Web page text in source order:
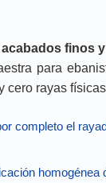
finos
para
cero rayas
completo el
homogénea